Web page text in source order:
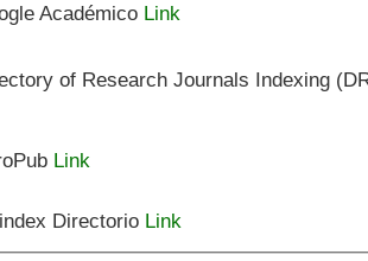
Académico Link
of Research Journals Indexing
Link
Directorio Link